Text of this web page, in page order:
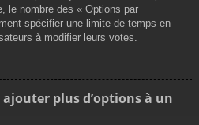
le nombre des « Options par
spécifier une limite de temps en
à modifier leurs votes.
plus d’options à un